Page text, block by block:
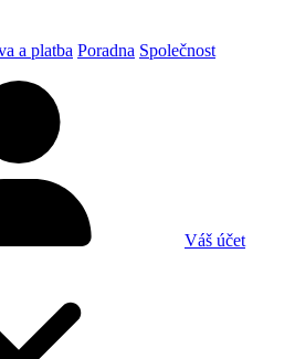
a platba Poradna Společnost
Váš účet